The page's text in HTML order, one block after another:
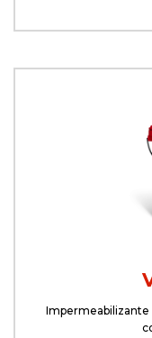
Impermeabilizante